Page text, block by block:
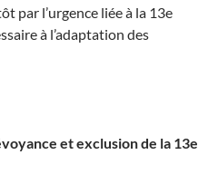
par l’urgence liée à la 13e
à l’adaptation des
et exclusion de la 13e